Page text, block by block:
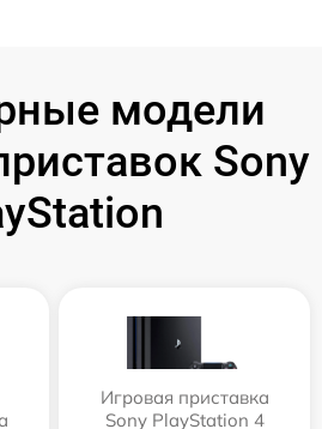
модели
Sony
Игровая приставка
Sony PlayStation 4